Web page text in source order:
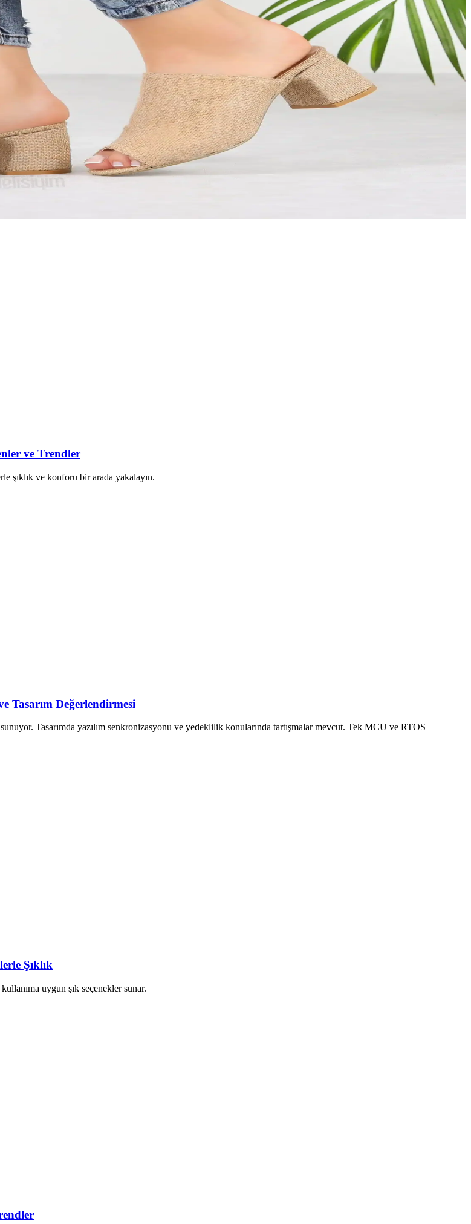
şıklık ve fonksiyonelliği bir arada sunar. Güncel trendlerle uyumlu modellerle tarzınızı tamamlayın.
Modeller
çeşitli renk seçenekleriyle yaz aylarının vazgeçilmez tercihi olur.
Analizi
yaşamda konfor sağlar. Performansı artıran tasarımlar, kullanım alanlarına göre seçilir.
sağlar. Çeşitli renk ve desen seçenekleriyle yaz aylarınızın vazgeçilmezi olur.
Uygun Seçenekler
ve Trendler
şıklık ve konforu bir arada yakalayın.
Tasarım Değerlendirmesi
Tasarımda yazılım senkronizasyonu ve yedeklilik konularında tartışmalar mevcut. Tek MCU ve RTOS
Şıklık
uygun şık seçenekler sunar.